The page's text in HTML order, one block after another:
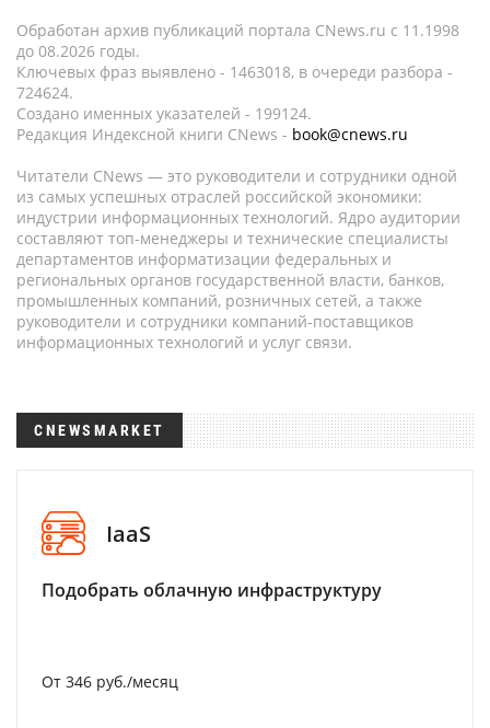
Обработан архив публикаций портала CNews.ru c 11.1998
до 08.2026 годы.
Ключевых фраз выявлено - 1463018, в очереди разбора -
724624.
Создано именных указателей - 199124.
Редакция Индексной книги CNews - book@cnews.ru
Читатели CNews — это руководители и сотрудники одной
из самых успешных отраслей российской экономики:
индустрии информационных технологий. Ядро аудитории
составляют топ-менеджеры и технические специалисты
департаментов информатизации федеральных и
региональных органов государственной власти, банков,
промышленных компаний, розничных сетей, а также
руководители и сотрудники компаний-поставщиков
информационных технологий и услуг связи.
CNEWSMARKET
IaaS
Подобрать облачную инфраструктуру
От 346 руб./месяц